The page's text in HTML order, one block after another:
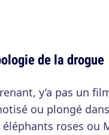
de la drogue
y’a pas un
ou plongé
roses ou